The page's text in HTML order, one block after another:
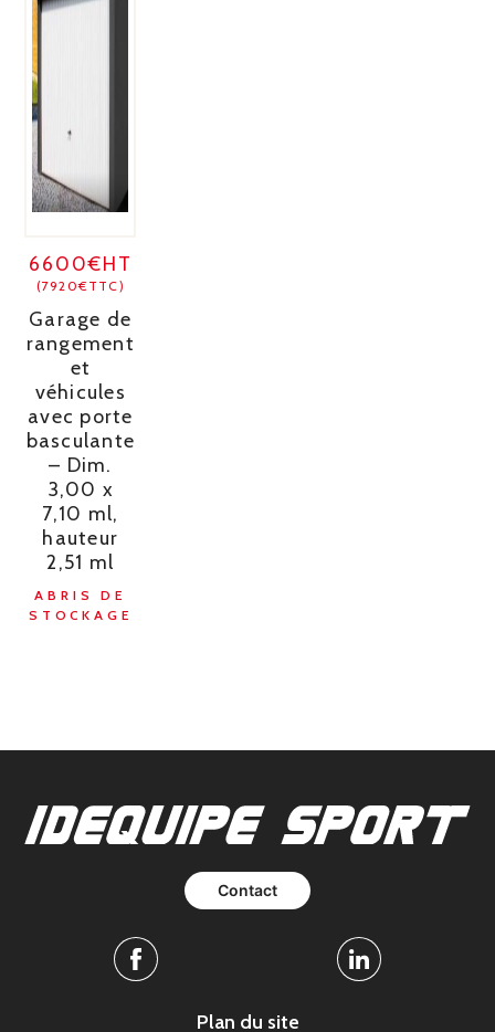
6600€HT
(7920€TTC)
Garage de
rangement
et
véhicules
avec porte
basculante
– Dim.
3,00 x
7,10 ml,
hauteur
2,51 ml
ABRIS DE
STOCKAGE
Contact
Facebook Linkedin
Plan du site